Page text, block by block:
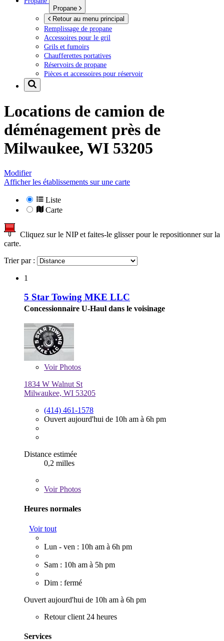
Propane
Retour au menu principal
Remplissage de propane
Accessoires pour le gril
Grils et fumoirs
Chaufferettes portatives
Réservoirs de propane
Pièces et accessoires pour réservoir
Locations de camion de
déménagement près de
Milwaukee, WI 53205
Modifier
Afficher les établissements sur une carte
Liste
Carte
Cliquez sur le NIP et faites-le glisser pour le repositionner sur la
carte.
Trier par :
1
5 Star Towing MKE LLC
Concessionnaire U-Haul dans le voisinage
VoirPhotos
1834 W Walnut St
Milwaukee, WI 53205
(414) 461-1578
Ouvert aujourd'hui de 10h am à 6h pm
Distance estimée
0,2 milles
VoirPhotos
Heures normales
Voir tout
Lun - ven : 10h am à 6h pm
Sam : 10h am à 5h pm
Dim : fermé
Ouvert aujourd'hui de 10h am à 6h pm
Retour client 24 heures
Services